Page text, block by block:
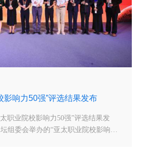
影响力50强”评选结果发布
业院校影响力50强”评选结果发
委会举办的“亚太职业院校影响力